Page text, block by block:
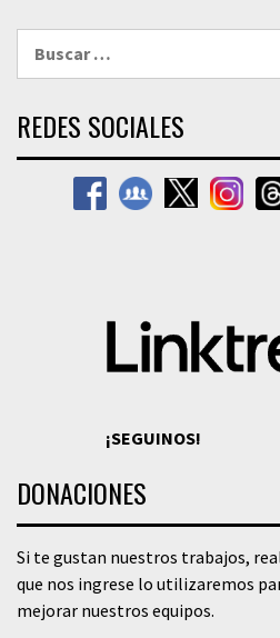
REDES SOCIALES
¡SEGUINOS!
DONACIONES
Si te gustan nuestros trabajos,
que nos ingrese lo utilizaremos
mejorar nuestros equipos.